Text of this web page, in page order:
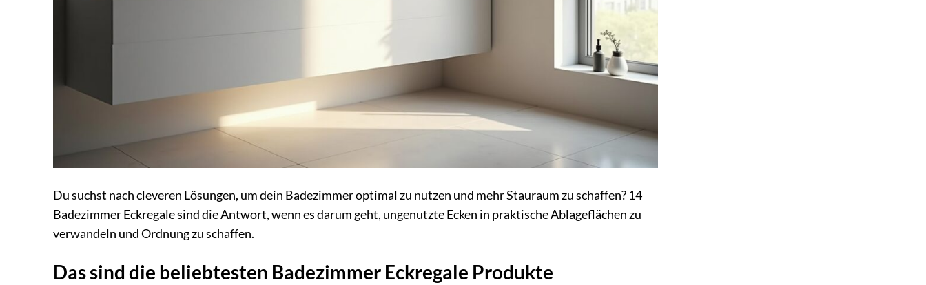
Du suchst nach cleveren Lösungen, um dein Badezimmer optimal zu nutzen und mehr Stauraum zu schaffen? 14
Badezimmer Eckregale sind die Antwort, wenn es darum geht, ungenutzte Ecken in praktische Ablageflächen zu
verwandeln und Ordnung zu schaffen.
Das sind die beliebtesten Badezimmer Eckregale Produkte